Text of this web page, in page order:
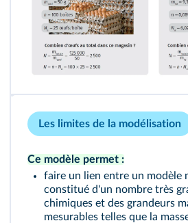
Les limites de la modélisation
Ce modèle permet :
faire un lien entre un modèle
constitué d'un nombre très
chimiques et des grandeurs
mesurables telles que la